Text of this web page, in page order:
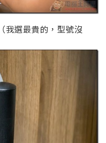
我選最貴的，型號沒